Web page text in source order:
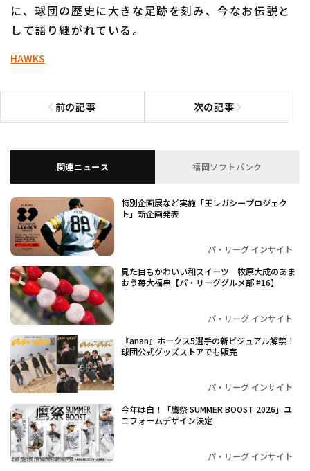
に、球団の歴史に大きな足跡を刻み、今なお伝説と
して語り継がれている。
HAWKS
前の記事
前の記事へ 次の記事次の記事へ
関連ニュース 福岡ソフトバンク
特別企画展など実施「王レガシープロジェク
ト」新企画発表
パ・リーグ インサイト
見た目もかわいい和スイーツ 牧原大成のあま
おう苺大福串【パ・リーググルメ部 #16】
パ・リーグ インサイト
『anan』ホークス5選手の新ビジュアル解禁！
球団公式グッズストアでも販売
パ・リーグ インサイト
今年は白！「鷹祭 SUMMER BOOST 2026」ユ
ニフォームデザイン決定
パ・リーグ インサイト